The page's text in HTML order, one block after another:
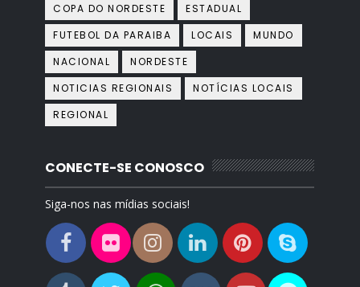
COPA DO NORDESTE
ESTADUAL
FUTEBOL DA PARAIBA
LOCAIS
MUNDO
NACIONAL
NORDESTE
NOTICIAS REGIONAIS
NOTÍCIAS LOCAIS
REGIONAL
CONECTE-SE CONOSCO
Siga-nos nas mídias sociais!